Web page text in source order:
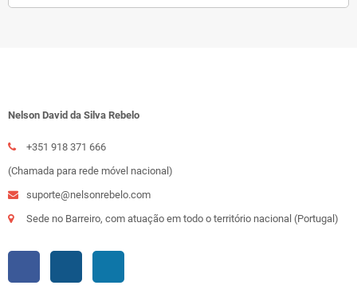
Nelson David da Silva Rebelo
+351 918 371 666
(Chamada para rede móvel nacional)
suporte@nelsonrebelo.com
Sede no Barreiro, com atuação em todo o território nacional (Portugal)